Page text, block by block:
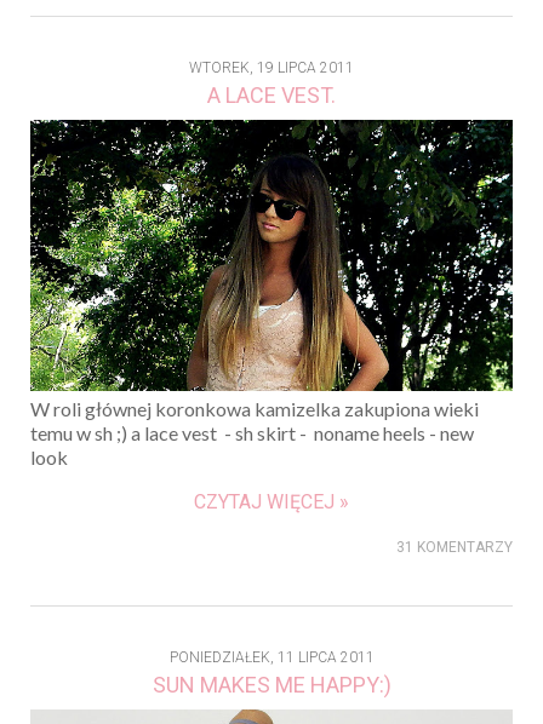
WTOREK, 19 LIPCA 2011
A LACE VEST.
W roli głównej koronkowa kamizelka zakupiona wieki
temu w sh ;) a lace vest - sh skirt - noname heels - new
look
CZYTAJ WIĘCEJ »
31 KOMENTARZY
PONIEDZIAŁEK, 11 LIPCA 2011
SUN MAKES ME HAPPY:)